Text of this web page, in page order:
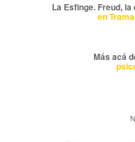
La Esfinge. Freud,
en
Más acá